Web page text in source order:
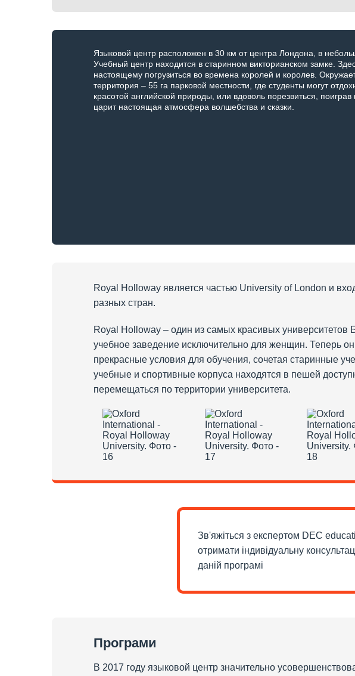
Языковой центр расположен в 30 км от центра Лондона, в
Учебный центр находится в старинном викторианском замке.
настоящему погрузиться во времена королей и королев.
территория – 55 га парковой местности, где студенты могут
красотой английской природы, или вдоволь порезвиться,
царит настоящая атмосфера волшебства и сказки.
Royal Holloway является частью University of London и
разных стран.
Royal Holloway – один из самых красивых университетов
учебное заведение исключительно для женщин. Теперь
прекрасные условия для обучения, сочетая старинные
учебные и спортивные корпуса находятся в пешей
перемещаться по территории университета.
Зв'яжіться з експертом DEC
отримати індивідуальну
даній програмі
Програми
В 2017 году языковой центр значительно